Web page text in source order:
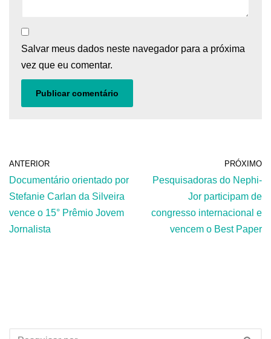
Salvar meus dados neste navegador para a próxima
vez que eu comentar.
ANTERIOR
Documentário orientado por
Stefanie Carlan da Silveira
vence o 15° Prêmio Jovem
Jornalista
PRÓXIMO
Pesquisadoras do Nephi-
Jor participam de
congresso internacional e
vencem o Best Paper